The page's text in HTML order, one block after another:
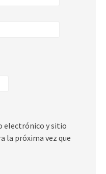
electrónico y sitio
la próxima vez que